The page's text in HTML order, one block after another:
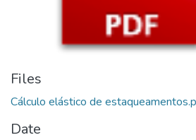
Files
Cálculo elástico de
Date